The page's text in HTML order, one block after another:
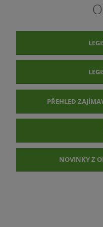
PŘEHLED
NOVINKY Z